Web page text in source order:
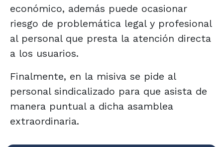
económico, además puede ocasionar
riesgo de problemática legal y profesional
al personal que presta la atención directa
a los usuarios.
Finalmente, en la misiva se pide al
personal sindicalizado para que asista de
manera puntual a dicha asamblea
extraordinaria.